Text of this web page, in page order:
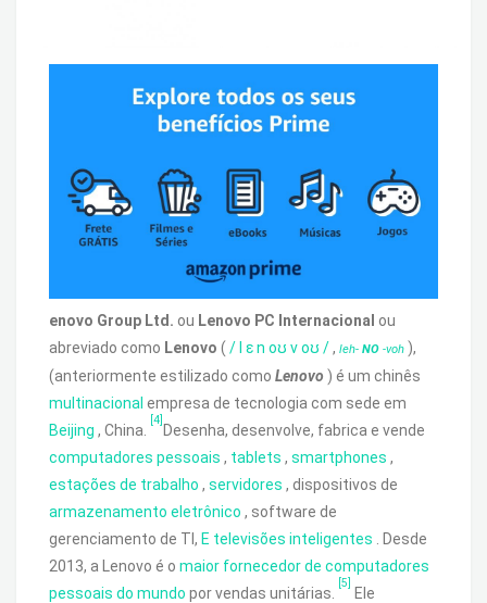
enovo Group Ltd. ou Lenovo PC Internacional ou
abreviado como Lenovo ( / ɛn oʊ voʊ /, leh- NO -voh ),
(anteriormente estilizado como Lenovo ) é um chinês
multinacional empresa de tecnologia com sede em
Beijing , China.
[4]
Desenha, desenvolve, fabrica e vende
computadores pessoais , tablets , smartphones ,
estações de trabalho , servidores , dispositivos de
armazenamento eletrônico , software de
gerenciamento de TI, E televisões inteligentes . Desde
2013, a Lenovo é o maior fornecedor de computadores
pessoais do mundo por vendas unitárias.
[5]
Ele